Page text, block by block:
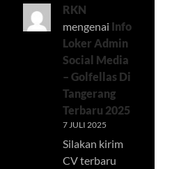
RKN
mengenai Info
Loker Admin
Social Media
– Golfellas Di
Tangerang
Terbaru 2025
7 JULI 2025
Silakan kirim
CV terbaru